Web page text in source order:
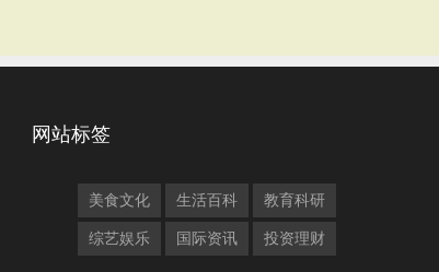
网站标签
美食文化 生活百科 教育科研
综艺娱乐 国际资讯 投资理财